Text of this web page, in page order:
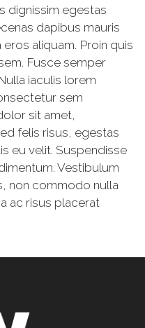
dignissim egestas
dapibus mauris
aliquam. Proin quis
Fusce semper
iaculis lorem
sem
sit amet,
felis risus, egestas
eu velit. Suspendisse
Vestibulum
non commodo nulla
ac risus placerat